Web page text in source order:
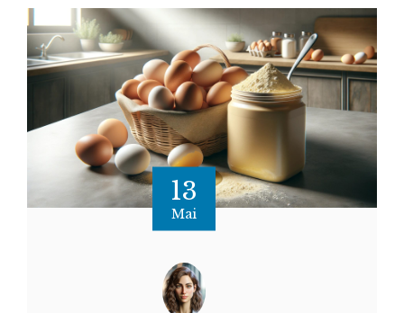
13
Mai